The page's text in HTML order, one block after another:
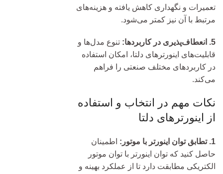
تعمیرات و نگهداری کاهش یافته و هزینه‌های
مرتبط با آن نیز کمتر می‌شود.
5. انعطاف‌پذیری در کاربردها:
تنوع مدل‌ها و
قابلیت‌های اینورترهای دلتا، امکان استفاده
در کاربردهای مختلف صنعتی را فراهم
می‌کند.
نکات مهم در انتخاب و استفاده
از اینورترهای دلتا
1. تطابق توان اینورتر با موتور:
اطمینان
حاصل کنید که توان اینورتر با توان موتور
الکتریکی مطابقت دارد تا از عملکرد بهینه و